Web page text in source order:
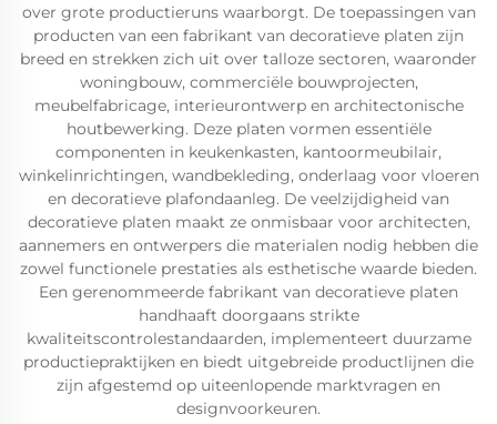
over grote productieruns waarborgt. De toepassingen van
producten van een fabrikant van decoratieve platen zijn
breed en strekken zich uit over talloze sectoren, waaronder
woningbouw, commerciële bouwprojecten,
meubelfabricage, interieurontwerp en architectonische
houtbewerking. Deze platen vormen essentiële
componenten in keukenkasten, kantoormeubilair,
winkelinrichtingen, wandbekleding, onderlaag voor vloeren
en decoratieve plafondaanleg. De veelzijdigheid van
decoratieve platen maakt ze onmisbaar voor architecten,
aannemers en ontwerpers die materialen nodig hebben die
zowel functionele prestaties als esthetische waarde bieden.
Een gerenommeerde fabrikant van decoratieve platen
handhaaft doorgaans strikte
kwaliteitscontrolestandaarden, implementeert duurzame
productiepraktijken en biedt uitgebreide productlijnen die
zijn afgestemd op uiteenlopende marktvragen en
designvoorkeuren.